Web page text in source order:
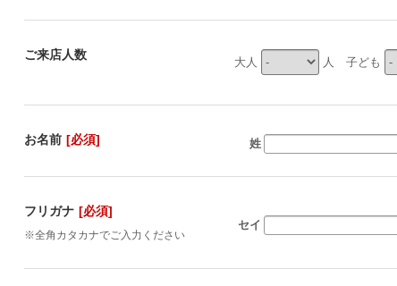
ご来店人数
大人 人 子ども
お名前 [必須] 姓
フリガナ [必須]
※全角カタカナでご入力ください
セイ